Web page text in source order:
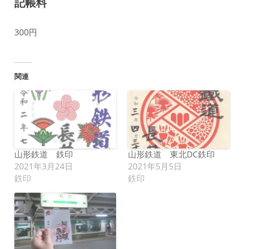
300円
関連
山形鉄道 鉄印
2021年3月24日
鉄印
山形鉄道 東北DC鉄印
2021年5月5日
鉄印